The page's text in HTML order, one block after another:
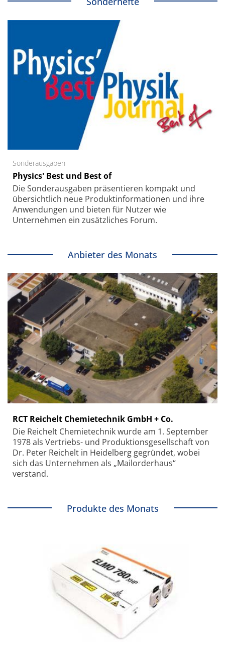
Sonderausgaben
Physics' Best und Best of
Die Sonder­ausgaben präsentieren kompakt und
übersichtlich neue Produkt­informationen und ihre
Anwendungen und bieten für Nutzer wie
Unternehmen ein zusätzliches Forum.
Anbieter des Monats
RCT Reichelt Chemietechnik GmbH + Co.
Die Reichelt Chemietechnik wurde am 1. September
1978 als Vertriebs- und Produktionsgesellschaft von
Dr. Peter Reichelt in Heidelberg gegründet, wobei
sich das Unternehmen als „Mailorderhaus“
verstand.
Produkte des Monats